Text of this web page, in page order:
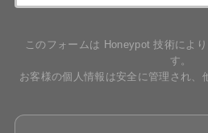
このフォームは Honeypot 技術によ
す。
お客様の個人情報は安全に管理され、